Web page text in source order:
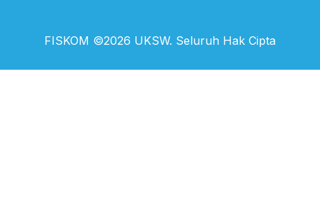
FISKOM ©2026 UKSW. Seluruh Hak Cipta